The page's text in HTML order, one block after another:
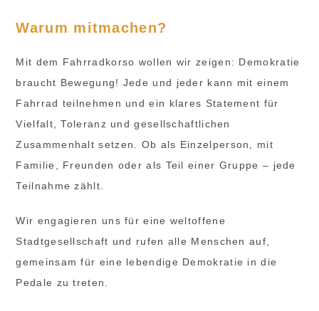
Warum mitmachen?
Mit dem Fahrradkorso wollen wir zeigen: Demokratie
braucht Bewegung! Jede und jeder kann mit einem
Fahrrad teilnehmen und ein klares Statement für
Vielfalt, Toleranz und gesellschaftlichen
Zusammenhalt setzen. Ob als Einzelperson, mit
Familie, Freunden oder als Teil einer Gruppe – jede
Teilnahme zählt.
Wir engagieren uns für eine weltoffene
Stadtgesellschaft und rufen alle Menschen auf,
gemeinsam für eine lebendige Demokratie in die
Pedale zu treten.